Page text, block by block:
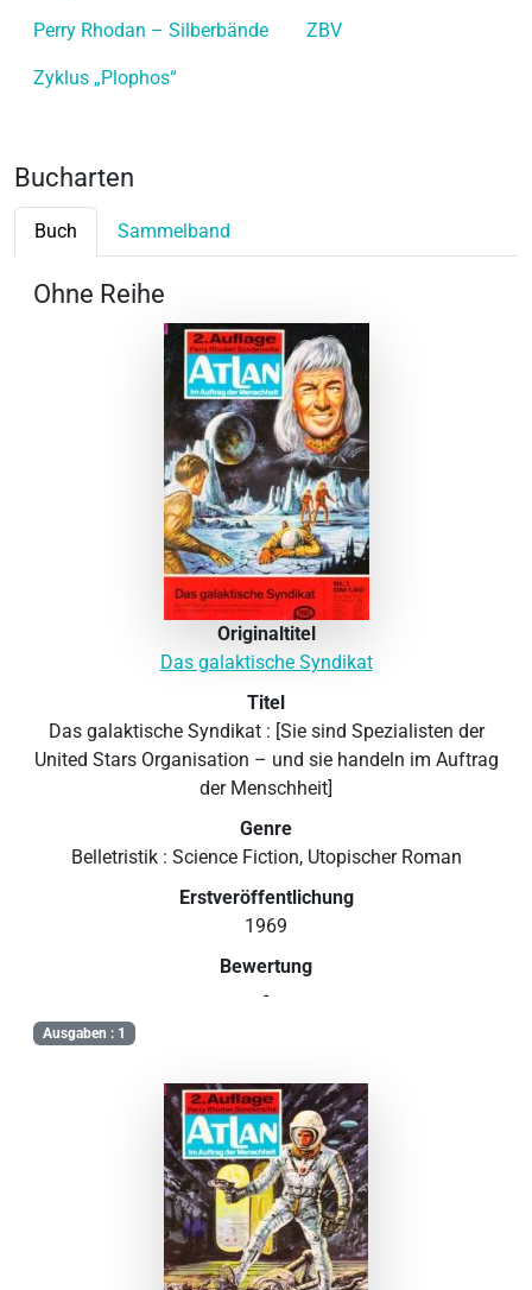
Perry Rhodan – Silberbände ZBV
Zyklus „Plophos“
Bucharten
Buch Sammelband
Ohne Reihe
Originaltitel
Das galaktische Syndikat
Titel
Das galaktische Syndikat : [Sie sind Spezialisten der
United Stars Organisation – und sie handeln im Auftrag
der Menschheit]
Genre
Belletristik : Science Fiction, Utopischer Roman
Erstveröffentlichung
1969
Bewertung
-
Ausgaben : 1